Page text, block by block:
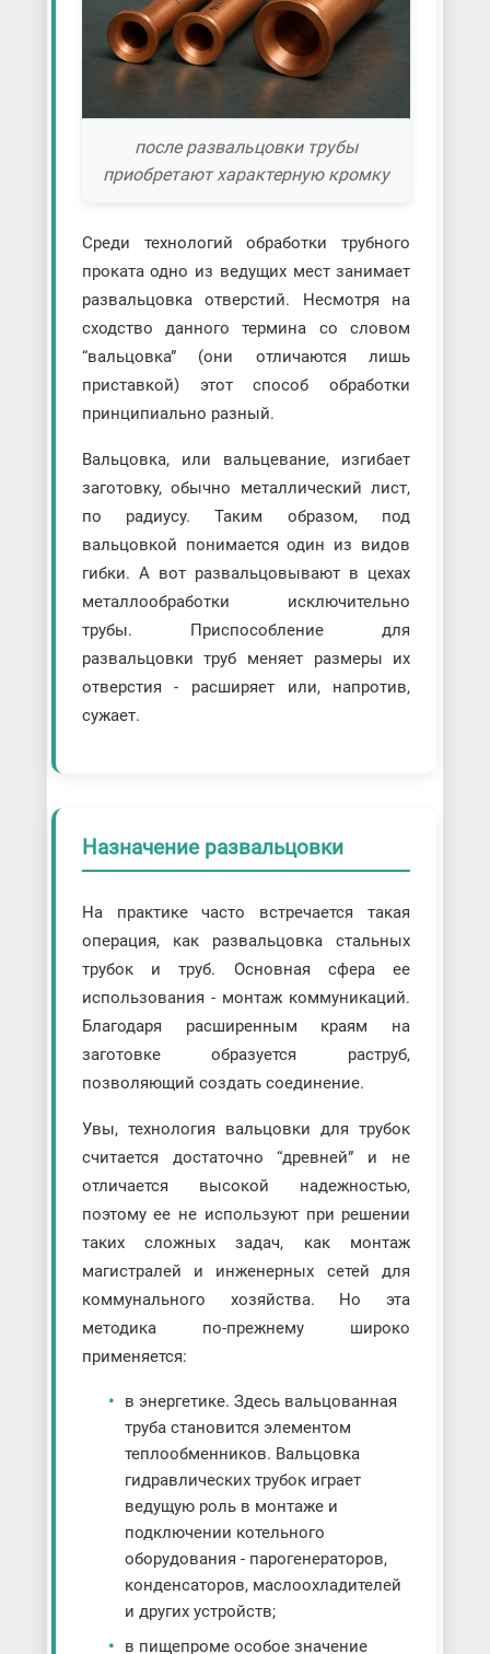
после развальцовки трубы
приобретают характерную кромку
Среди технологий обработки трубного
проката одно из ведущих мест занимает
развальцовка отверстий. Несмотря на
сходство данного термина со словом
“вальцовка” (они отличаются лишь
приставкой) этот способ обработки
принципиально разный.
Вальцовка, или вальцевание, изгибает
заготовку, обычно металлический лист,
по радиусу. Таким образом, под
вальцовкой понимается один из видов
гибки. А вот развальцовывают в цехах
металлообработки исключительно
трубы. Приспособление для
развальцовки труб меняет размеры их
отверстия - расширяет или, напротив,
сужает.
Назначение развальцовки
На практике часто встречается такая
операция, как развальцовка стальных
трубок и труб. Основная сфера ее
использования - монтаж коммуникаций.
Благодаря расширенным краям на
заготовке образуется раструб,
позволяющий создать соединение.
Увы, технология вальцовки для трубок
считается достаточно “древней” и не
отличается высокой надежностью,
поэтому ее не используют при решении
таких сложных задач, как монтаж
магистралей и инженерных сетей для
коммунального хозяйства. Но эта
методика по-прежнему широко
применяется:
в энергетике. Здесь вальцованная
труба становится элементом
теплообменников. Вальцовка
гидравлических трубок играет
ведущую роль в монтаже и
подключении котельного
оборудования - парогенераторов,
конденсаторов, маслоохладителей
и других устройств;
в пищепроме особое значение